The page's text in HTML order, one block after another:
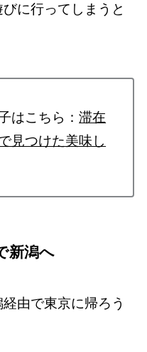
に行ってしまうと
はこちら：滞在
見つけた美味し
新潟へ
由で東京に帰ろう